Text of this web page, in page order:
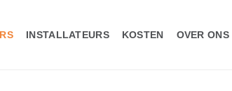
INSTALLATEURS KOSTEN OVER ONS